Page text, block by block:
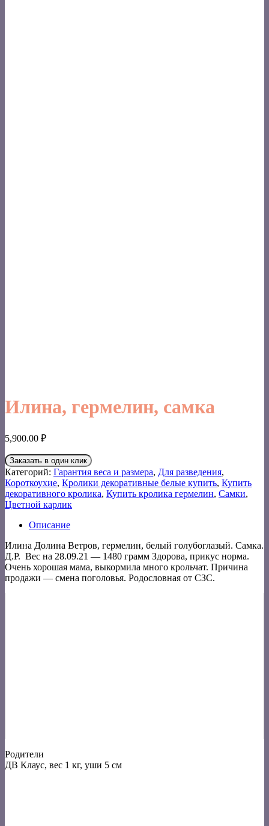
Илина, гермелин, самка
5,900.00 ₽
Заказать в один клик
Категорий: Гарантия веса и размера, Для разведения,
Короткоухие, Кролики декоративные белые купить, Купить
декоративного кролика, Купить кролика гермелин, Самки,
Цветной карлик
Описание
Илина Долина Ветров, гермелин, белый голубоглазый. Самка.
Д.Р. Вес на 28.09.21 — 1480 грамм Здорова, прикус норма.
Очень хорошая мама, выкормила много крольчат. Причина
продажи — смена поголовья. Родословная от СЗС.
Родители
ДВ Клаус, вес 1 кг, уши 5 см